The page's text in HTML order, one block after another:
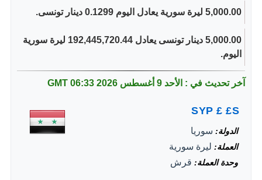
5,000.00 ليرة سورية يعادل اليوم 0.1299 دينار تونسى.
5,000.00 دينار تونسى يعادل 192,445,720.44 ليرة سورية
اليوم.
آخر تحديث في : الأحد 9 أغسطس 2026 06:33 GMT
SYP £ £S
الدولة سوريا
العملة ليرة سورية
وحدة العملة قرش